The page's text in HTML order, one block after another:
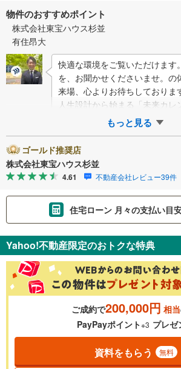
物件のおすすめポイント
株式会社東宝ハウス杉並
有住昂大
快適な環境をご覧いただけます
を、お聞かせくださいませ。の
来場、心よりお待ちしておりま
人生設計から始まる「未来カレ
案。・ 未来に起こるであろう
もっと見る
ゴールド推奨店
株式会社東宝ハウス杉並
4.61 不動産会社レビュー39件
住宅ローン 月々の支払い目
金利
0.01%
Yahoo!不動産限定のおトクな特典
ご成約で200,000円 相当
PayPayポイント※3 プレゼ
資料をもらう 無料